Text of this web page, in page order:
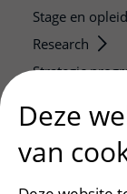
Stage en
Research
Strategic
Researchers
Research
Deze
van